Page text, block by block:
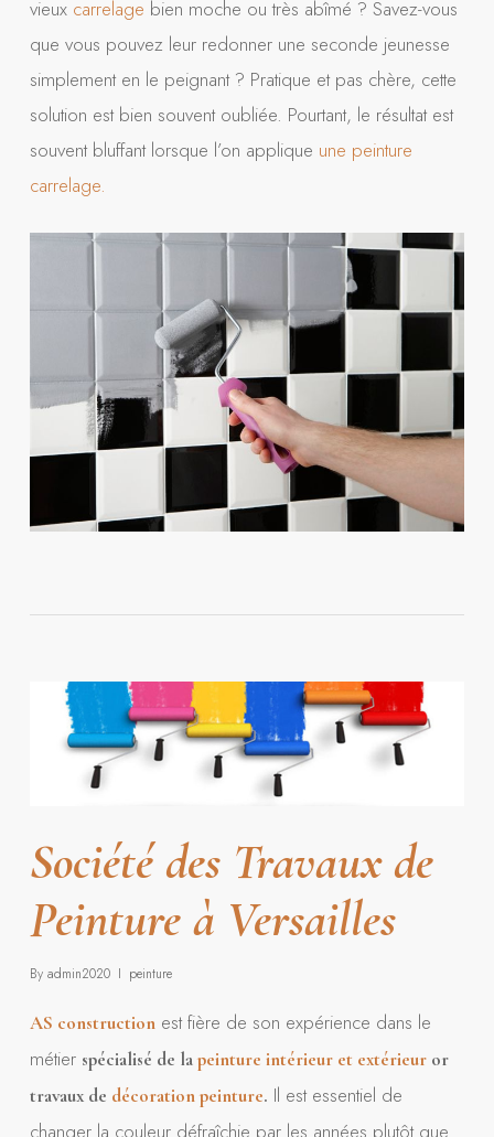
vieux carrelage bien moche ou très abîmé ? Savez-vous
que vous pouvez leur redonner une seconde jeunesse
simplement en le peignant ? Pratique et pas chère, cette
solution est bien souvent oubliée. Pourtant, le résultat est
souvent bluffant lorsque l’on applique une peinture
carrelage.
Société des Travaux de
Peinture à Versailles
By admin2020 peinture
AS constructionest fière de son expérience dans le
métier spécialisé de lapeinture intérieur et extérieuror
travaux de décoration peinture. Il est essentiel de